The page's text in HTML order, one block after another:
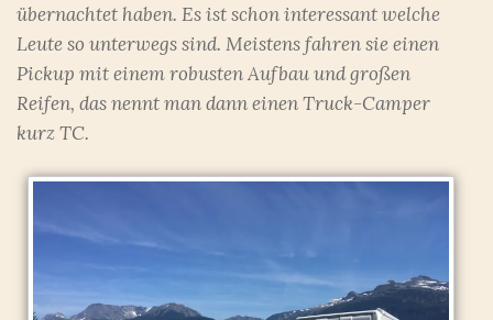
übernachtet haben. Es ist schon interessant welche
Leute so unterwegs sind. Meistens fahren sie einen
Pickup mit einem robusten Aufbau und großen
Reifen, das nennt man dann einen Truck-Camper
kurz TC.